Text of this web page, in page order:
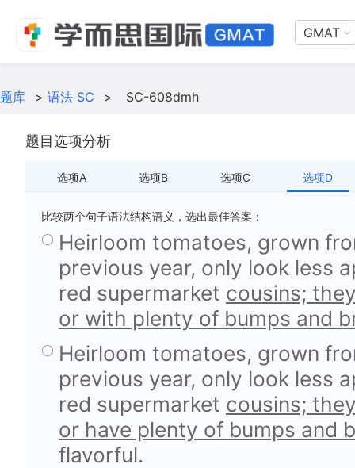
GMAT
题库 > 语法 SC > SC-608dmh
题目选项分析
选项A 选项B 选项C 选项D
比较两个句子语法结构语义，选出最佳答案：
Heirloom tomatoes, grown
previous year, only look less
red supermarket cousins;
or with plenty of bumps and
Heirloom tomatoes, grown
previous year, only look less
red supermarket cousins;
or have plenty of bumps and
flavorful.